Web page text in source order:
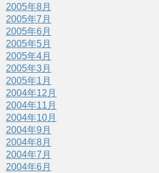
2005年8月
2005年7月
2005年6月
2005年5月
2005年4月
2005年3月
2005年1月
2004年12月
2004年11月
2004年10月
2004年9月
2004年8月
2004年7月
2004年6月